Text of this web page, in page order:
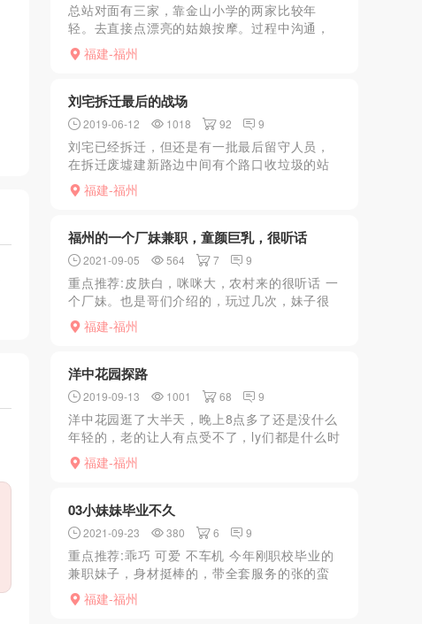
总站对面有三家，靠金山小学的两家比较年
轻。去直接点漂亮的姑娘按摩。过程中沟通，
不合适可以换人。感觉性价比还可以。
福建-福州
刘宅拆迁最后的战场
2019-06-12 1018 92 9
刘宅已经拆迁，但还是有一批最后留守人员，
在拆迁废墟建新路边中间有个路口收垃圾的站
点，站点附近有几个站姐女，年龄偏大，重口
味慎入，感觉很危险很荒凉
福建-福州
福州的一个厂妹兼职，童颜巨乳，很听话
2021-09-05 564 7 9
重点推荐:皮肤白，咪咪大，农村来的很听话 一
个厂妹。也是哥们介绍的，玩过几次，妹子很
生疏，服务啥的都不懂，好在很听话，让做什
么就做什么。
福建-福州
洋中花园探路
2019-09-13 1001 68 9
洋中花园逛了大半天，晚上8点多了还是没什么
年轻的，老的让人有点受不了，ly们都是什么时
候去的？
福建-福州
03小妹妹毕业不久
2021-09-23 380 6 9
重点推荐:乖巧 可爱 不车机 今年刚职校毕业的
兼职妹子，身材挺棒的，带全套服务的张的蛮
水灵的，这是我第一次约她了她比较乖巧听话
我时间比较久他不催人各种姿势她都配合她下
福建-福州